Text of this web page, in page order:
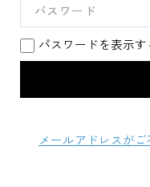
パスワードを表示す
メールアドレスが